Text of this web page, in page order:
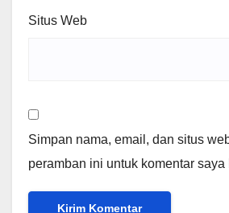
Situs Web
Simpan nama, email, dan situs
peramban ini untuk komentar saya